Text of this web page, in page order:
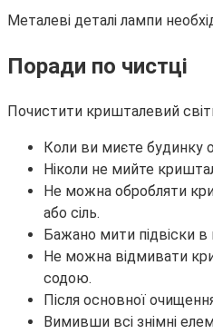
Металеві деталі лампи
Поради по чистці
Почистити кришталевий
Коли ви миєте будинку
Ніколи не мийте
Не можна обробляти
або сіль.
Бажано мити підвіски
Не можна відмивати
содою.
Після основної
Вимивши всі знімні